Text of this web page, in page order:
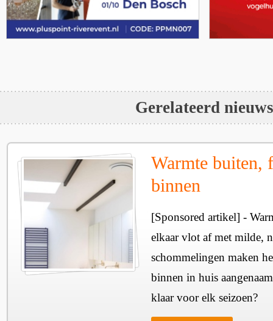
Gerelateerd nieuws
Warmte buiten,
binnen
[Sponsored artikel] -
elkaar vlot af met milde,
schommelingen maken
binnen in huis
klaar voor elk seizoen?